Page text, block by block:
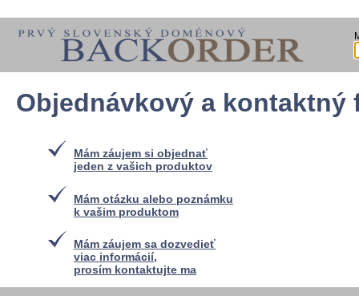
Objednávkový a kontaktný
Mám záujem si objednať
jeden z vašich produktov
Mám otázku alebo poznámku
k vašim produktom
Mám záujem sa dozvedieť
viac informácií,
prosím kontaktujte ma